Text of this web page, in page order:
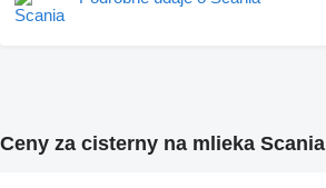
Ceny za cisterny na mlieka Scania